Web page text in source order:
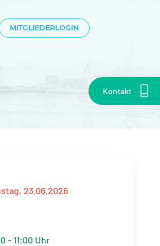
Kontakt
MITGLIEDERLOGIN
23.06.2026
- 11:00 Uhr